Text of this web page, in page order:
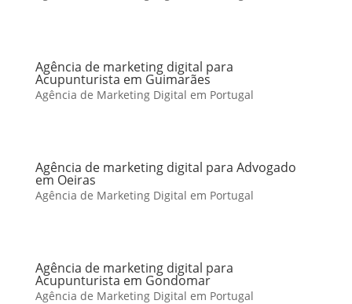
Agência de marketing digital para
Acupunturista em Guimarães
Agência de Marketing Digital em Portugal
Agência de marketing digital para Advogado
em Oeiras
Agência de Marketing Digital em Portugal
Agência de marketing digital para
Acupunturista em Gondomar
Agência de Marketing Digital em Portugal